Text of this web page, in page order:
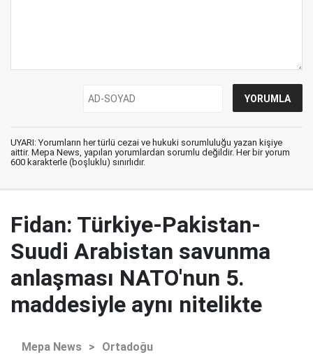
UYARI: Yorumların her türlü cezai ve hukuki sorumluluğu yazan kişiye
aittir. Mepa News, yapılan yorumlardan sorumlu değildir. Her bir yorum
600 karakterle (boşluklu) sınırlıdır.
Fidan: Türkiye-Pakistan-
Suudi Arabistan savunma
anlaşması NATO'nun 5.
maddesiyle aynı nitelikte
Mepa News > Ortadoğu